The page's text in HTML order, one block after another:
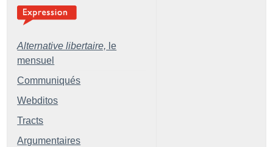
Alternative libertaire, le
mensuel
Communiqués
Webditos
Tracts
Argumentaires